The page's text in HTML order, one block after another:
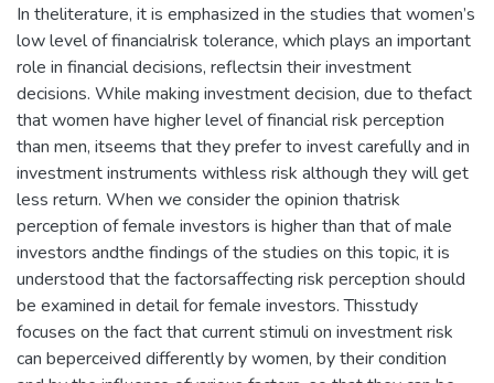
In theliterature, it is emphasized in the studies that women’s
low level of financialrisk tolerance, which plays an important
role in financial decisions, reflectsin their investment
decisions. While making investment decision, due to thefact
that women have higher level of financial risk perception
than men, itseems that they prefer to invest carefully and in
investment instruments withless risk although they will get
less return. When we consider the opinion thatrisk
perception of female investors is higher than that of male
investors andthe findings of the studies on this topic, it is
understood that the factorsaffecting risk perception should
be examined in detail for female investors. Thisstudy
focuses on the fact that current stimuli on investment risk
can beperceived differently by women, by their condition